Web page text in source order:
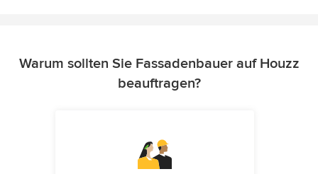
Warum sollten Sie Fassadenbauer auf Houzz
beauftragen?